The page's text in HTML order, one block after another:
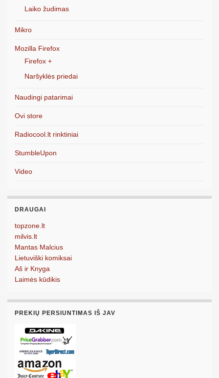
Laiko žudimas
Mikro
Mozilla Firefox
Firefox +
Naršyklės priedai
Naudingi patarimai
Ovi store
Radiocool.lt rinktiniai
StumbleUpon
Video
DRAUGAI
topzone.lt
milvis.lt
Mantas Malcius
Lietuviški komiksai
Aš ir Knyga
Laimės kūdikis
PREKIŲ PERSIUNTIMAS IŠ JAV